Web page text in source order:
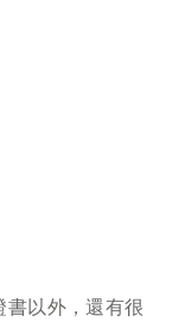
以外，還有很